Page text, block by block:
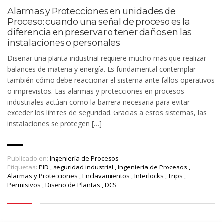
Alarmas y Protecciones en unidades de
Proceso: cuando una señal de proceso es la
diferencia en preservar o tener daños en las
instalaciones o personales
Diseñar una planta industrial requiere mucho más que realizar
balances de materia y energía. Es fundamental contemplar
también cómo debe reaccionar el sistema ante fallos operativos
o imprevistos. Las alarmas y protecciones en procesos
industriales actúan como la barrera necesaria para evitar
exceder los límites de seguridad. Gracias a estos sistemas, las
instalaciones se protegen […]
Publicado en: Ingeniería de Procesos
Etiquetas: PID , seguridad industrial ,Ingeniería de Procesos ,
Alarmas y Protecciones ,Enclavamientos ,Interlocks ,Trips ,
Permisivos ,Diseño de Plantas ,DCS